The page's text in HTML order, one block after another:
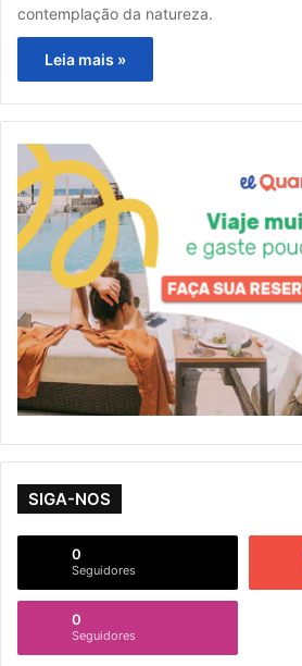
contemplação da natureza.
Leia mais »
SIGA-NOS
0
Seguidores
0
Seguidores